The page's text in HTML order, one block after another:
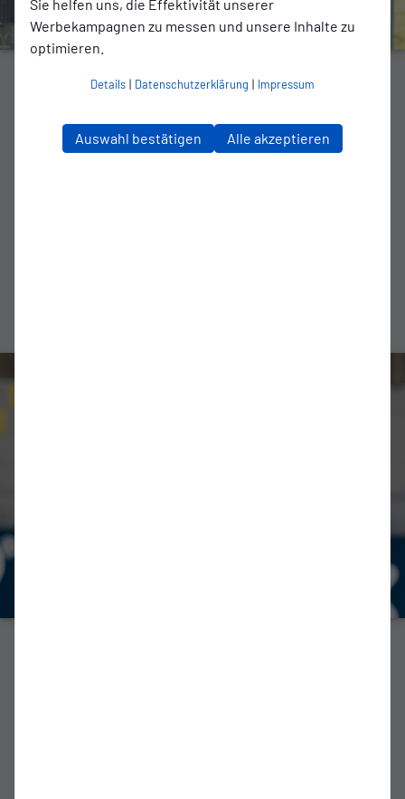
Sie helfen uns, die Effektivität unserer
Werbekampagnen zu messen und unsere Inhalte zu
optimieren.
Details | Datenschutzerklärung | Impressum
Auswahl bestätigen Alle akzeptieren
REGIONALLIGA
Steffens-Doppelpack und Kaissis-
Traumtor: Kickers schlägt Norderstedt